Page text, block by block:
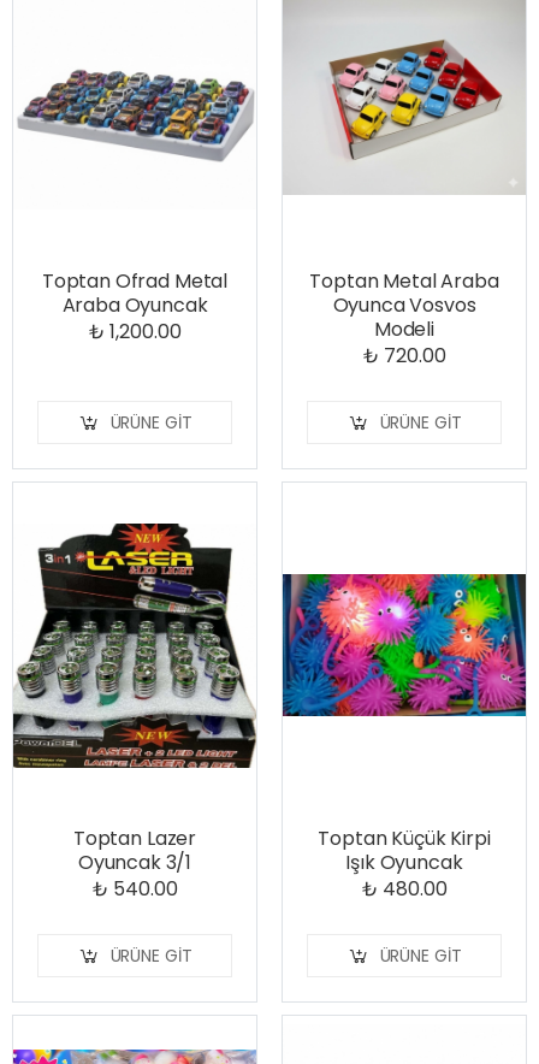
Toptan Ofrad Metal
Araba Oyuncak
₺ 1,200.00
ÜRÜNE GIT
Toptan Metal Araba
Oyunca Vosvos
Modeli
₺ 720.00
ÜRÜNE GIT
Toptan Lazer
Oyuncak 3/1
₺ 540.00
ÜRÜNE GIT
Toptan Küçük Kirpi
Işık Oyuncak
₺ 480.00
ÜRÜNE GIT